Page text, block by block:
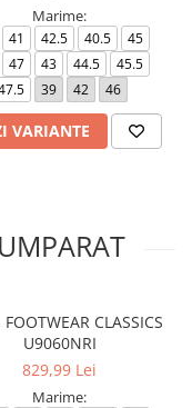
Marime:
41 42.5 40.5
45
47 43 44.5
45.5
39 42 46
VARIANTE
CLASSICS
U9060NRI
829,99 Lei
Marime: